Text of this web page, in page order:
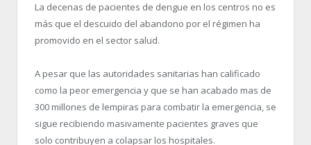
La decenas de pacientes de dengue en los centros no es
más que el descuido del abandono por el régimen ha
promovido en el sector salud.
A pesar que las autoridades sanitarias han calificado
como la peor emergencia y que se han acabado mas de
300 millones de lempiras para combatir la emergencia, se
sigue recibiendo masivamente pacientes graves que
solo contribuyen a colapsar los hospitales.